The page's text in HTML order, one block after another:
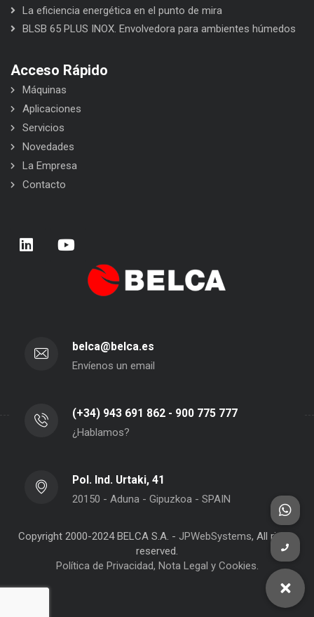
La eficiencia energética en el punto de mira
BLSB 65 PLUS INOX. Envolvedora para ambientes húmedos
Acceso Rápido
Máquinas
Aplicaciones
Servicios
Novedades
La Empresa
Contacto
belca@belca.es
Envíenos un email
(+34) 943 691 862 - 900 775 777
¿Hablamos?
Pol. Ind. Urtaki, 41
20150 - Aduna - Gipuzkoa - SPAIN
Copyright 2000-2024 BELCA S.A. - JPWebSystems, All rights
reserved.
Política de Privacidad, Nota Legal y Cookies.